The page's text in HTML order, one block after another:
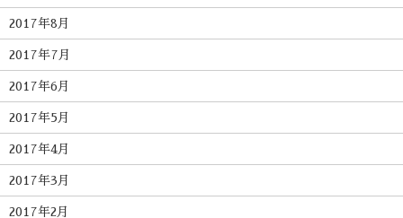
2017年8月
2017年7月
2017年6月
2017年5月
2017年4月
2017年3月
2017年2月